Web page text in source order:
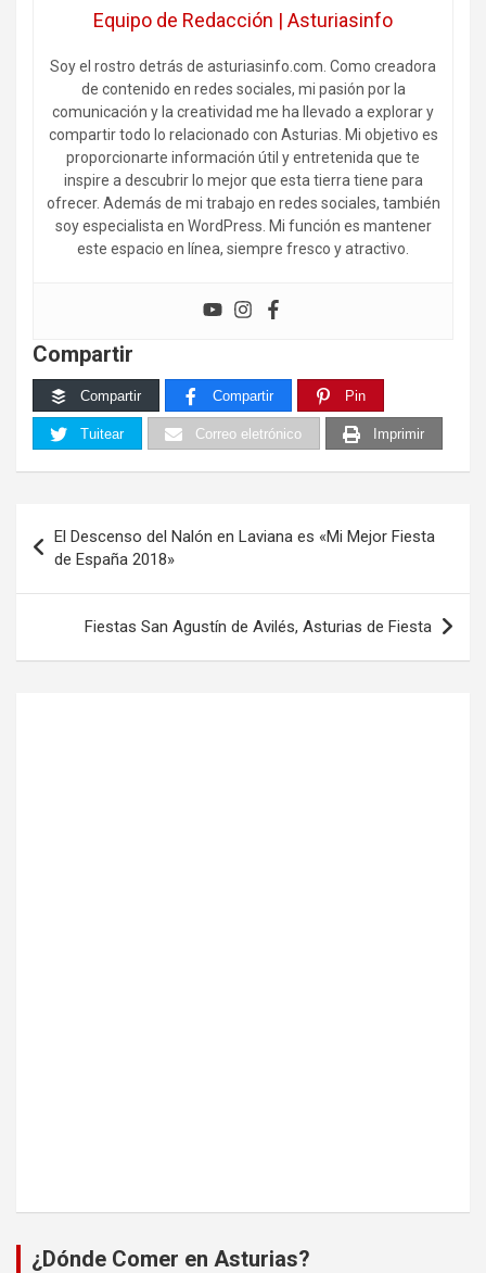
Equipo de Redacción | Asturiasinfo
Soy el rostro detrás de asturiasinfo.com. Como creadora
de contenido en redes sociales, mi pasión por la
comunicación y la creatividad me ha llevado a explorar y
compartir todo lo relacionado con Asturias. Mi objetivo es
proporcionarte información útil y entretenida que te
inspire a descubrir lo mejor que esta tierra tiene para
ofrecer. Además de mi trabajo en redes sociales, también
soy especialista en WordPress. Mi función es mantener
este espacio en línea, siempre fresco y atractivo.
Compartir
Compartir Compartir Pin
Tuitear Correo eletrónico Imprimir
de
entradas
El Descenso del Nalón en Laviana es «Mi Mejor Fiesta
de España 2018»
Fiestas San Agustín de Avilés, Asturias de Fiesta
¿Dónde Comer en Asturias?